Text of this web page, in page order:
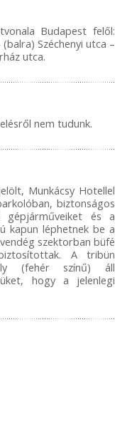
Budapest felől:
Széchenyi utca –
utca.
nem tudunk.
Munkácsy Hotellel
biztonságos
gépjárműveiket és a
kapun léphetnek be a
szektorban büfé
A tribün
(fehér színű) áll
hogy a jelenlegi